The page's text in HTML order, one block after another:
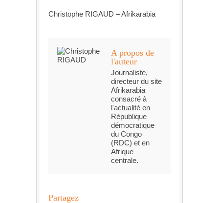
Christophe RIGAUD – Afrikarabia
A propos de
l'auteur
Journaliste,
directeur du site
Afrikarabia
consacré à
l'actualité en
République
démocratique
du Congo
(RDC) et en
Afrique
centrale.
Partagez